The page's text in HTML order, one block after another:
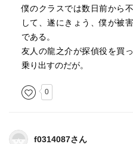
僕のクラスでは数日前から
して、遂にきょう、僕が被
である。
友人の龍之介が探偵役を買
乗り出すのだが。
0
f0314087さん